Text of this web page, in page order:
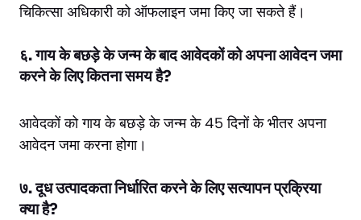
चिकित्सा अधिकारी को ऑफलाइन जमा किए जा सकते हैं।
६. गाय के बछड़े के जन्म के बाद आवेदकों को अपना आवेदन जमा
करने के लिए कितना समय है?
आवेदकों को गाय के बछड़े के जन्म के 45 दिनों के भीतर अपना
आवेदन जमा करना होगा।
७. दूध उत्पादकता निर्धारित करने के लिए सत्यापन प्रक्रिया
क्या है?